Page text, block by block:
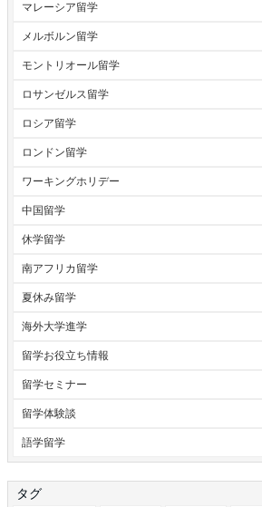
マレーシア留学
メルボルン留学
モントリオール留学
ロサンゼルス留学
ロシア留学
ロンドン留学
ワーキングホリデー
中国留学
休学留学
南アフリカ留学
夏休み留学
海外大学進学
留学お役立ち情報
留学セミナー
留学体験談
語学留学
タグ